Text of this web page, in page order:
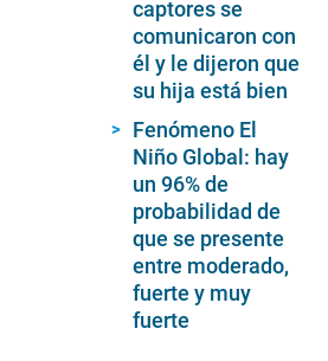
captores se
comunicaron con
él y le dijeron que
su hija está bien
Fenómeno El
Niño Global: hay
un 96% de
probabilidad de
que se presente
entre moderado,
fuerte y muy
fuerte